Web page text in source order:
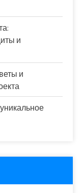
и
и